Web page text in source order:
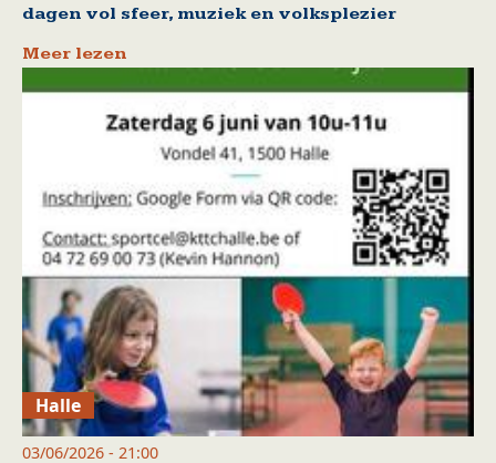
dagen vol sfeer, muziek en volksplezier
Meer lezen
Halle
03/06/2026 - 21:00